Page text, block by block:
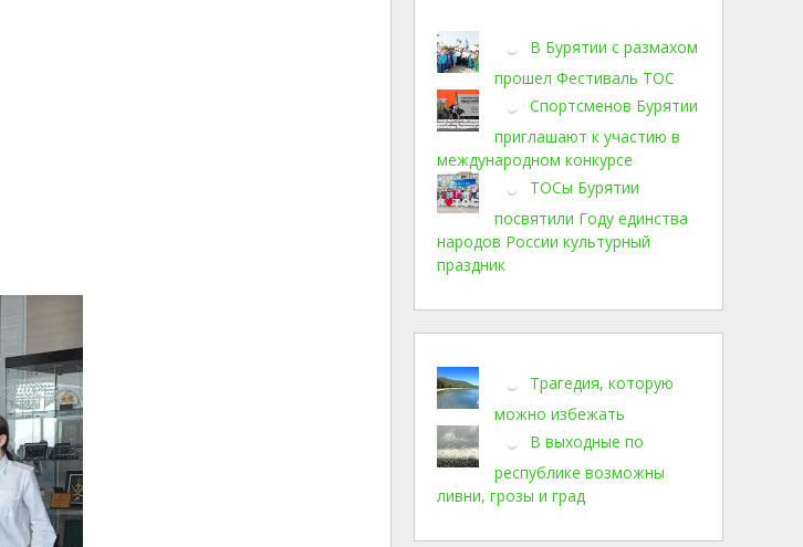
В Бурятии с размахом
прошел Фестиваль ТОС
Спортсменов Бурятии
приглашают к участию в
международном конкурсе
ТОСы Бурятии
посвятили Году единства
народов России культурный
праздник
Трагедия, которую
можно избежать
В выходные по
республике возможны
ливни, грозы и град